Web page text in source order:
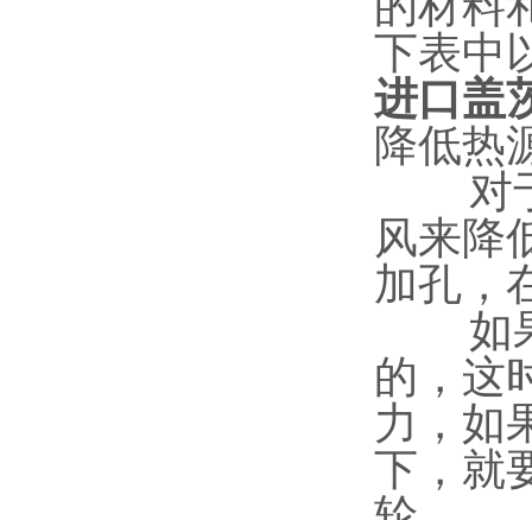
下表中
进口盖
降低热
对于
风来降
加孔，
如果
的，这
力，如
下，就